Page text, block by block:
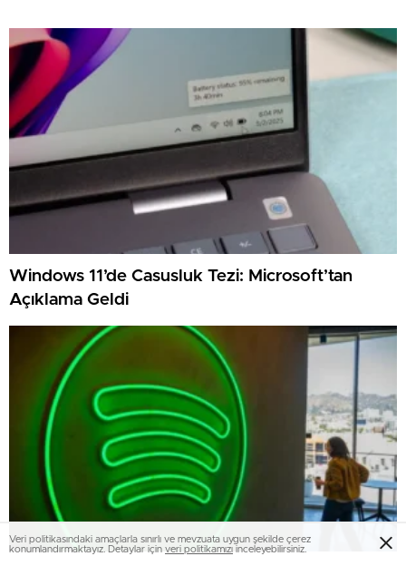
Windows 11’de Casusluk Tezi: Microsoft’tan
Açıklama Geldi
Veri politikasındaki amaçlarla sınırlı ve mevzuata uygun şekilde çerez
konumlandırmaktayız. Detaylar için veri politikamızı inceleyebilirsiniz.